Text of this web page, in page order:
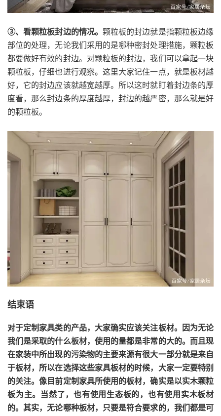
③、看颗粒板封边的情况。 颗粒板的封边就是指颗粒板边缘
部位的处理，无论我们采用的是哪种密封处理措施，颗粒板
都要做好有效的封边。对颗粒板的封边，我们可以拿起一块
颗粒板，仔细也进行观察。这里大家记住一点，就是板材越
好，它的封边应该就越宽越厚。所以这时就盯着封边条的厚
度看，那么封边条的厚度越厚，封边的越严密，那么就是好
的颗粒板。
结束语
对于定制家具类的产品，大家确实应该关注板材。因为无论
我们是采取的什么板材，使用的量都是非常的大的。而且现
在家装中所出现的污染物的主要来源有很大一部分就是来自
于板材，所以在选择这些家具板材的时候，大家一定要特别
的关注。像目前定制家具所使用的板材，确实是以实木颗粒
板为主。当然了，也有使用生态板的，也有使用实木板材
的。其实，无论哪种板材，只要是符合要求的，我们都是可